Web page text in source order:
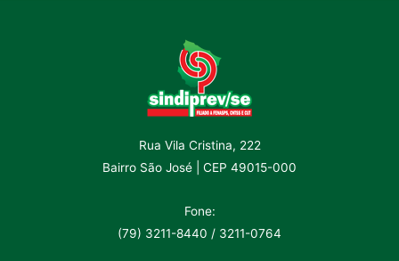
Rua Vila Cristina, 222
Bairro São José | CEP 49015-000
Fone:
(79) 3211-8440 / 3211-0764